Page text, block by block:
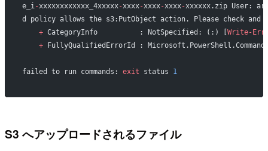
e_i -xxxxxxxxxxxx_4xxxxx-xxxx-xxxx-xxxx-xxxxxx.zip User:
d policy allows the s3:PutObject action. Please check
    +
CategoryInfo          : NotSpecified: (:) [Write-
    +
FullyQualifiedErrorId :
failed to run commands: exit status 1
S3 へアップロードされるファイル